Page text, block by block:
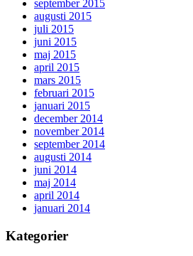
september 2015
augusti 2015
juli 2015
juni 2015
maj 2015
april 2015
mars 2015
februari 2015
januari 2015
december 2014
november 2014
september 2014
augusti 2014
juni 2014
maj 2014
april 2014
januari 2014
Kategorier